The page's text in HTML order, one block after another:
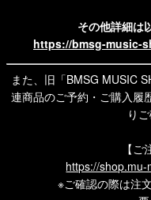
その他詳細は
https://bmsg-music-
また、旧「BMSG MUSIC
連商品のご予約・ご購入履
り
【ご
https://
※ご確認の際は注